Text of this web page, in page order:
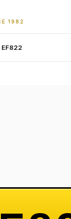
1982
EF822